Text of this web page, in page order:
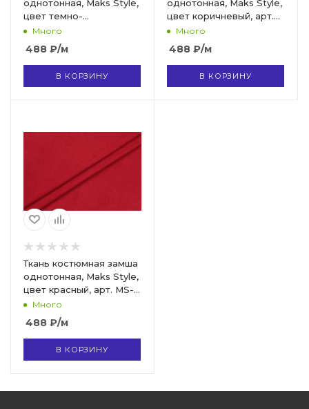
однотонная, Maks Style,
цвет темно-
фиолетовый, арт. MS-
3248 D-9
Много
488 ₽/м
В КОРЗИНУ
однотонная, Maks Style,
цвет коричневый, арт.
MS- 3248 D-14
Много
488 ₽/м
В КОРЗИНУ
Ткань костюмная замша
однотонная, Maks Style,
цвет красный, арт. MS-
3248 D-6
Много
488 ₽/м
В КОРЗИНУ